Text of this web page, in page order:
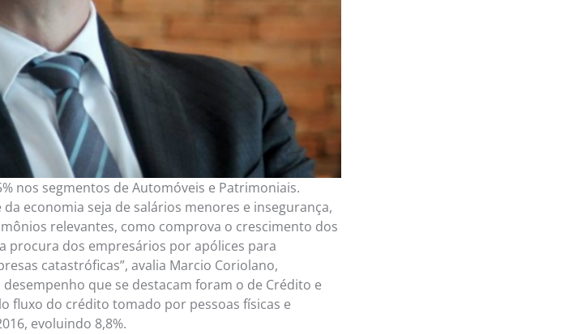
nos segmentos de Automóveis e Patrimoniais.
economia seja de salários menores e insegurança,
relevantes, como comprova o crescimento dos
procura dos empresários por apólices para
catastróficas”, avalia Marcio Coriolano,
que se destacam foram o de Crédito e
fluxo do crédito tomado por pessoas físicas e
evoluindo 8,8%.